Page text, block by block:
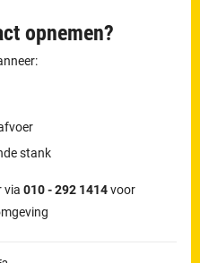
opnemen?
stank
via010 - 292 1414voor